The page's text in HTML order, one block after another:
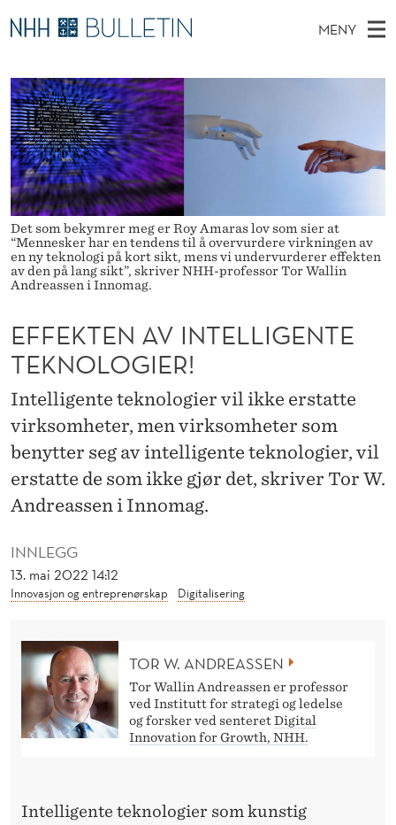
E
F
F
E
K
T
E
N
A
N
T
E
L
L
G
E
MENY
O
V
E
D
M
E
N
Y
Ø
K
I
N
E
T
T
S
T
E
D
E
T
Stipendiater og nye forskerprofiler
Disputaser
Ekspertutvalg
Om Bulletin
Det som bekymrer meg er Roy Amaras lov som sier at
“Mennesker har en tendens til å overvurdere virkningen av
en ny teknologi på kort sikt, mens vi undervurderer effekten
av den på lang sikt”, skriver NHH-professor Tor Wallin
Andreassen i Innomag.
INNLEGG
13. mai 2022 14:12
Innovasjon og entreprenørskap Digitalisering
EFFEKTEN AV INTELLIGENTE
TEKNOLOGIER!
Intelligente teknologier vil ikke erstatte
virksomheter, men virksomheter som
benytter seg av intelligente teknologier, vil
erstatte de som ikke gjør det, skriver Tor W.
Andreassen i Innomag.
TOR W. ANDREASSEN
Tor Wallin Andreassen er professor
ved Institutt for strategi og ledelse
og forsker ved senteretDigital
Innovation for Growth, NHH.
Intelligente teknologier som kunstig